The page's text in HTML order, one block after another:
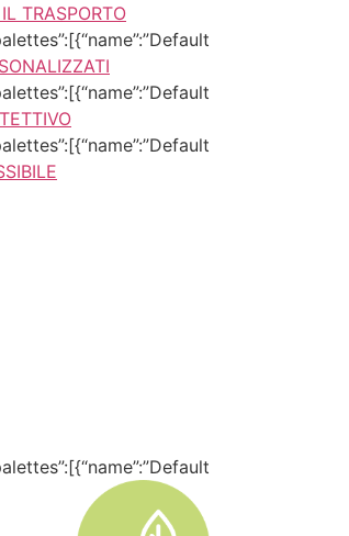
TRASPORTO